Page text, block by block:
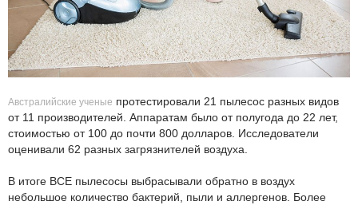
Австралийские ученые протестировали 21 пылесос разных видов
от 11 производителей. Аппаратам было от полугода до 22 лет,
стоимостью от 100 до почти 800 долларов. Исследователи
оценивали 62 разных загрязнителей воздуха.
В итоге ВСЕ пылесосы выбрасывали обратно в воздух
небольшое количество бактерий, пыли и аллергенов. Более